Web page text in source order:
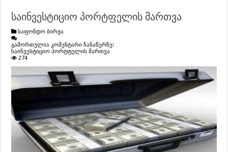
საინვესტიციო პორტფელის მართვა
საფონდო ბირჟა
გამორთულია კომენტარი ჩანაწერზე:
საინვესტიციო პორტფელის მართვა
274